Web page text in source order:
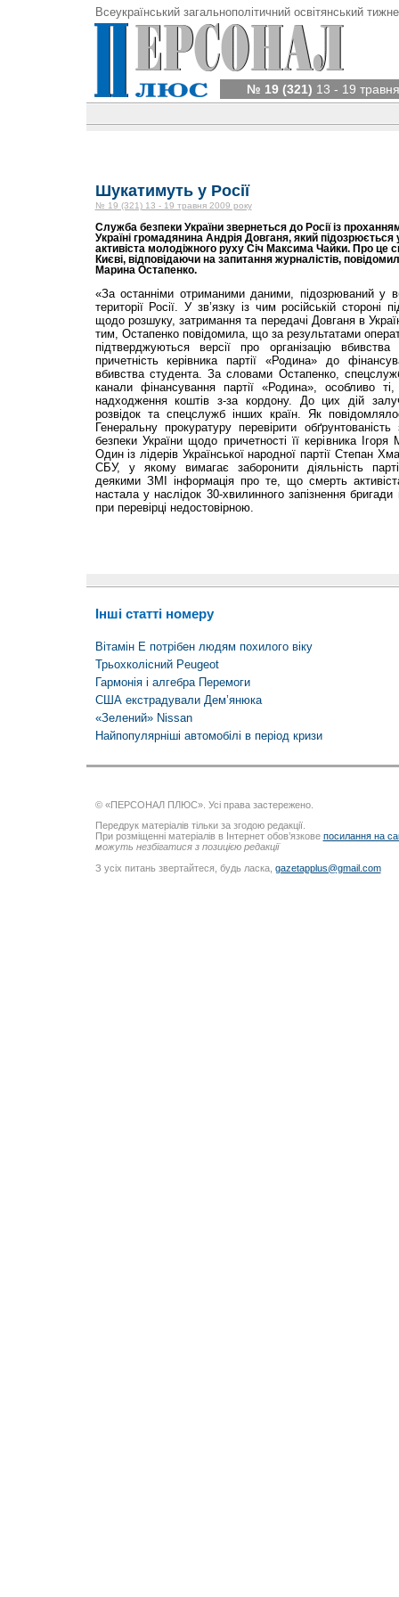
Всеукраїнський загальнополітичний освітянський
№ 19 (321) 13 - 19
Шукатимуть у Росії
№ 19 (321) 13 - 19 травня 2009 року
Служба безпеки України звернеться до Росії із
Україні громадянина Андрія Довганя, який підозрюється
активіста молодіжного руху Січ Максима Чайки. Про це
Києві, відповідаючи на запитання журналістів,
Марина Остапенко.
«За останніми отриманими даними, підозрюваний у
території Росії. У зв’язку із чим російській стороні
щодо розшуку, затримання та передачі Довганя в
тим, Остапенко повідомила, що за результатами
підтверджуються версії про організацію
причетність керівника партії «Родина» до
вбивства студента. За словами Остапенко,
канали фінансування партії «Родина», особливо
надходження коштів з-за кордону. До цих дій
розвідок та спецслужб інших країн. Як
Генеральну прокуратуру перевірити
безпеки України щодо причетності її керівника
Один із лідерів Української народної партії Степан
СБУ, у якому вимагає заборонити діяльність
деякими ЗМІ інформація про те, що смерть
настала у наслідок 30-хвилинного запізнення
при перевірці недостовірною.
Інші статті номеру
Вітамін Е потрібен людям похилого віку
Трьохколісний Peugeot
Гармонія і алгебра Перемоги
США екстрадували Дем’янюка
«Зелений» Nissan
Найпопулярніші автомобілі в період кризи
© «ПЕРСОНАЛ ПЛЮС». Усі права застережено.
Передрук матеріалів тільки за згодою редакції.
При розміщенні матеріалів в Інтернет обов’язкове посилання на
можуть незбігатися з позицією редакції
З усіх питань звертайтеся, будь ласка, gazetapplus@gmail.com